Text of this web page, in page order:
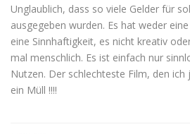
Unglaublich, dass so viele Gelder für
ausgegeben wurden. Es hat weder
eine Sinnhaftigkeit, es nicht kreativ
mal menschlich. Es ist einfach nur
Nutzen. Der schlechteste Film, den ich
ein Müll !!!!